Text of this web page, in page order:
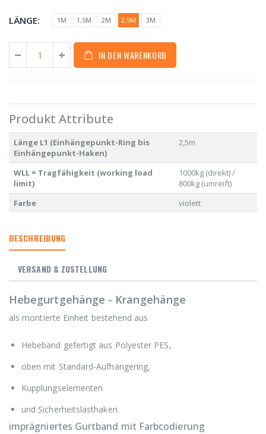
LÄNGE: 1M 1,5M 2M 2,5M 3M
IN DEN WARENKORB
Produkt Attribute
Länge L1 (Einhängepunkt-Ring bis
Einhängepunkt-Haken)
2,5m
WLL = Tragfähigkeit (working load
limit)
1000kg (direkt) /
800kg (umreift)
Farbe
violett
BESCHREIBUNG
VERSAND & ZUSTELLUNG
Hebegurtgehänge - Krangehänge
als montierte Einheit bestehend aus
Hebeband gefertigt aus Polyester PES,
oben mit Standard-Aufhängering,
Kupplungselementen
und Sicherheitslasthaken.
imprägniertes Gurtband mit Farbcodierung